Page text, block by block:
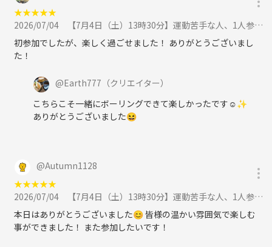
★★★★★
2026/07/04
【7月4日（土）13時30分】運動苦手な人、1人参加の人大募集❣️友達作りボーリング会🎳に参加
初参加でしたが、楽しく過ごせました！ ありがとうございまし
た！
@Earth777 （クリエイター）
こちらこそ一緒にボーリングできて楽しかったです☺️✨
ありがとうございました😆
@Autumn1128
★★★★★
2026/07/04
【7月4日（土）13時30分】運動苦手な人、1人参加の人大募集❣️友達作りボーリング会🎳に参加
本日はありがとうございました😊 皆様の温かい雰囲気で楽しむ
事ができました！ また参加したいです！